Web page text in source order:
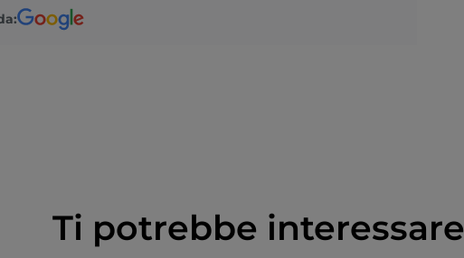
Ti potrebbe interessare